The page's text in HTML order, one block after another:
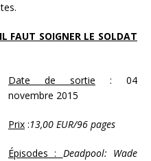
FAUT SOIGNER LE SOLDAT
Date de sortie : 04
novembre 2015
Prix :13,00 EUR/96 pages
Épisodes : Deadpool: Wade